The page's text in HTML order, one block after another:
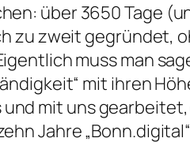
über 3650 Tage
zu zweit
muss man
mit ihren
mit uns
Jahre